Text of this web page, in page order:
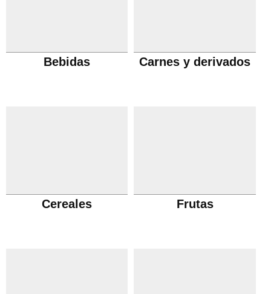
Bebidas Carnes y derivados
Cereales Frutas